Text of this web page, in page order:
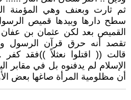
ثم ثارت وبعنف وهي المؤمنة
سطح دارها وبيدها قميص
القميص بعد لكن عثمان بن
تقصد أنه حرق قرآن الرسول
قالت (( اقتلوا نعثلاً ))فقد
الإسلام لم يدفنوه بل في مقابر
أن مظلومية المرأة صاغها بعض